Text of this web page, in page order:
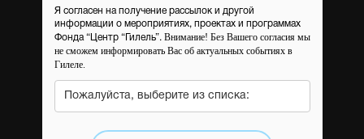
Я согласен на получение рассылок и другой
информации о мероприятиях, проектах и программах
Фонда “Центр “Гилель”. Внимание! Без Вашего согласия мы
не сможем информировать Вас об актуальных событиях в
Гилеле.
Пожалуйста, выберите из списка: